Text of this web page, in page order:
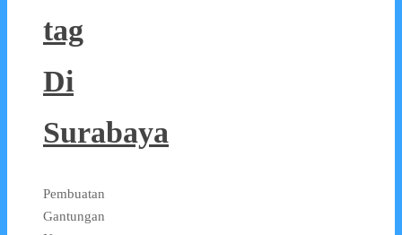
tag
Di
Surabaya
Pembuatan
Gantungan